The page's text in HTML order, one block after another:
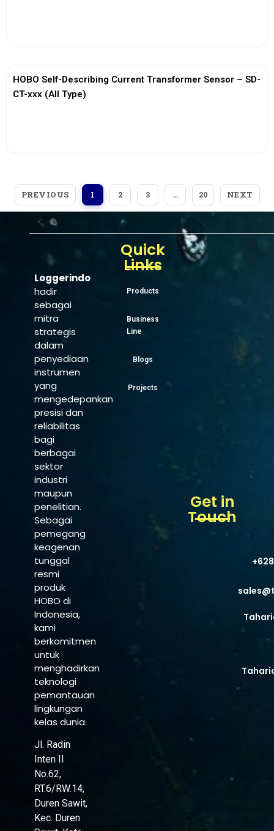
HOBO Self-Describing Current Transformer Sensor – SD-
CT-xxx (All Type)
PREVIOUS 1 2 3 … 20 NEXT
Loggerindo
hadir
sebagai
mitra
strategis
dalam
penyediaan
instrumen
yang
mengedepankan
presisi dan
reliabilitas
bagi
berbagai
sektor
industri
maupun
penelitian.
Sebagai
pemegang
keagenan
tunggal
resmi
produk
HOBO di
Indonesia,
kami
berkomitmen
untuk
menghadirkan
teknologi
pemantauan
lingkungan
kelas dunia.
Jl. Radin
Inten II
No.62,
RT.6/RW.14,
Duren Sawit,
Kec. Duren
Quick
Links
Products
Business
Line
Blogs
Projects
Get in
Touch